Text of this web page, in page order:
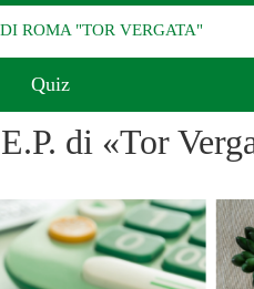
ROMA "TOR VERGATA"
Quiz
di «Tor